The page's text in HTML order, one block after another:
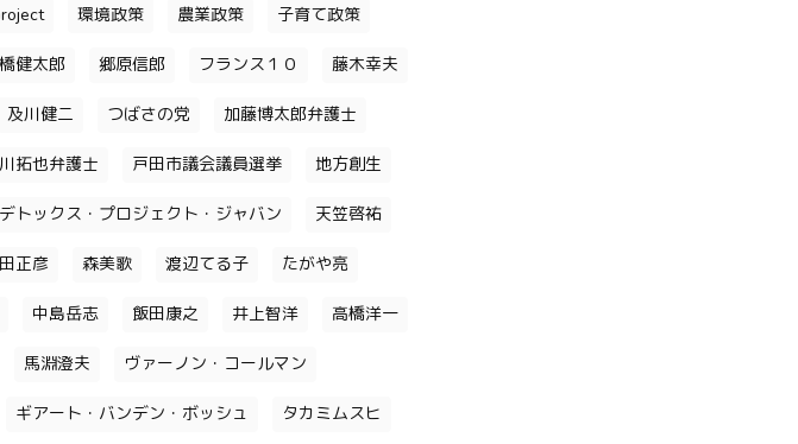
環境政策 農業政策 子育て政策
健太郎 郷原信郎 フランス１０ 藤木幸夫
及川健二 つばさの党 加藤博太郎弁護士
拓也弁護士 戸田市議会議員選挙 地方創生
デトックス・プロジェクト・ジャバン 天笠啓祐
正彦 森美歌 渡辺てる子 たがや亮
中島岳志 飯田康之 井上智洋 高橋洋一
馬淵澄夫 ヴァーノン・コールマン
ギアート・バンデン・ボッシュ タカミムスヒ